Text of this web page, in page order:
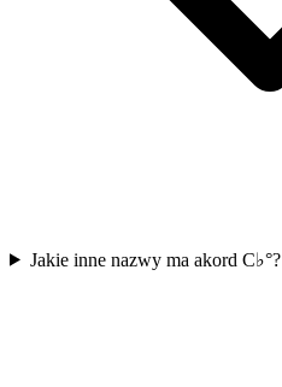
Jakie inne nazwy ma akord C♭°?